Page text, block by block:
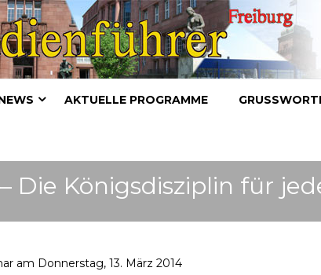
AKTUELLE PROGRAMME GRUSSWORTE
Die Königsdisziplin für
am Donnerstag, 13. März 2014